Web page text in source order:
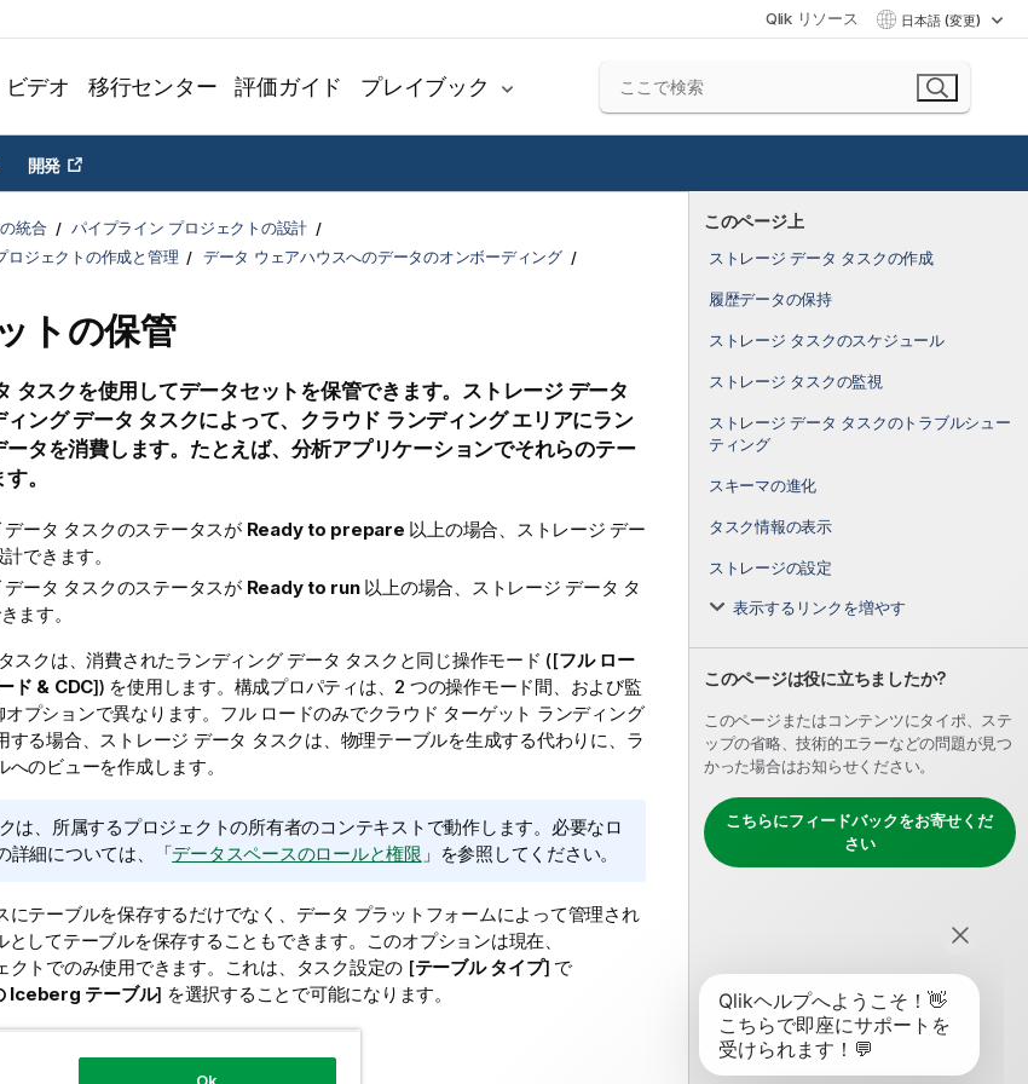
Qlik リソース 日本語 (変更)
ビデオ 移行センター 評価ガイド プレイブック
開発
このページ上
ストレージ データ タスクの作成
履歴データの保持
ストレージ タスクのスケジュール
ストレージ タスクの監視
ストレージ データ タスクのトラブルシュー
ティング
スキーマの進化
タスク情報の表示
ストレージの設定
表示するリンクを増やす
このページは役に立ちましたか?
このページまたはコンテンツにタイポ、ステ
ップの省略、技術的エラーなどの問題が見つ
かった場合はお知らせください。
こちらにフィードバックをお寄せくだ
さい
統合
パイプライン プロジェクトの設計
ロジェクトの作成と管理
データ ウェアハウスへのデータのオンボーディング
トの保管
タスクを使用してデータセットを保管できます。ストレージ データ
ング データ タスクによって、クラウド ランディング エリアにラン
ータを消費します。たとえば、分析アプリケーションでそれらのテー
。
データ タスクのステータスが Ready to prepare 以上の場合、ストレージ デー
できます。
データ タスクのステータスが Ready to run以上の場合、ストレージ データ タ
ます。
スクは、消費されたランディング データ タスクと同じ操作モード ([フル ロー
ド & CDC]) を使用します。構成プロパティは、2 つの操作モード間、および監
プションで異なります。フル ロードのみでクラウド ターゲット ランディング
する場合、ストレージ データ タスクは、物理テーブルを生成する代わりに、ラ
のビューを作成します。
は、所属するプロジェクトの所有者のコンテキストで動作します。必要なロ
詳細については、「データスペースのロールと権限 」を参照してください。
にテーブルを保存するだけでなく、データ プラットフォームによって管理され
してテーブルを保存することもできます。このオプションは現在、
トでのみ使用できます。これは、タスク設定の [テーブル タイプ] で
Iceberg テーブル] を選択することで可能になります。
データ タスクの作成